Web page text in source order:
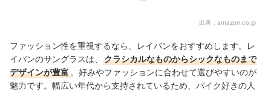
出典： amazon.co.jp
ファッション性を重視するなら、レイバンをおすすめします。レ
イバンのサングラスは、
クラシカルなものからシックなものまで
デザインが豊富 。好みやファッションに合わせて選びやすいのが
魅力です。幅広い年代から支持されているため、バイク好きの人